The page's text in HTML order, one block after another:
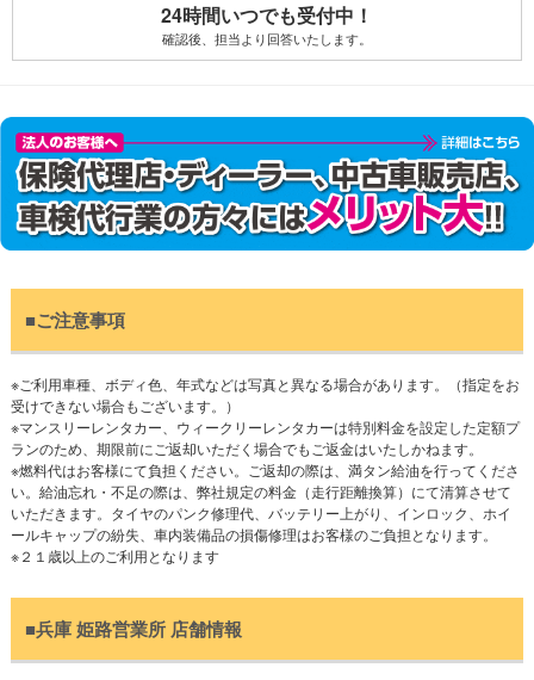
24時間いつでも受付中！
確認後、担当より回答いたします。
■ご注意事項
※ご利用車種、ボディ色、年式などは写真と異なる場合があります。（指定をお
受けできない場合もございます。）
※マンスリーレンタカー、ウィークリーレンタカーは特別料金を設定した定額プ
ランのため、期限前にご返却いただく場合でもご返金はいたしかねます。
※燃料代はお客様にて負担ください。ご返却の際は、満タン給油を行ってくださ
い。給油忘れ・不足の際は、弊社規定の料金（走行距離換算）にて清算させて
いただきます。タイヤのパンク修理代、バッテリー上がり、インロック、ホイ
ールキャップの紛失、車内装備品の損傷修理はお客様のご負担となります。
※２１歳以上のご利用となります
■兵庫 姫路営業所 店舗情報